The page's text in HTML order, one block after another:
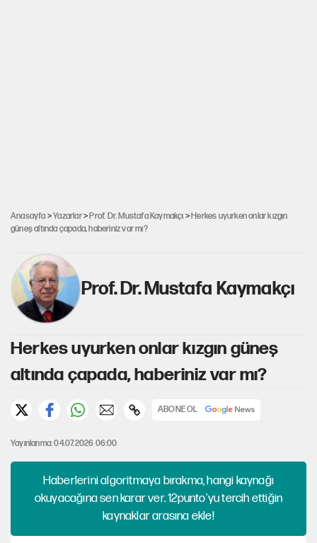
Anasayfa >Yazarlar>Prof. Dr. Mustafa Kaymakçı >Herkes uyurken onlar kızgın
güneş altında çapada, haberiniz var mı?
Prof. Dr. Mustafa Kaymakçı
Herkes uyurken onlar kızgın güneş
altında çapada, haberiniz var mı?
ABONE OL
Yayınlanma: 04.07.2026 06:00
Haberlerini algoritmaya bırakma, hangi kaynağı
okuyacağına sen karar ver. 12punto'yu tercih ettiğin
kaynaklar arasına ekle!